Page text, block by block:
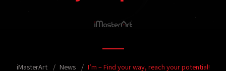
iMasterArt News I’m – Find your way, reach your potential!